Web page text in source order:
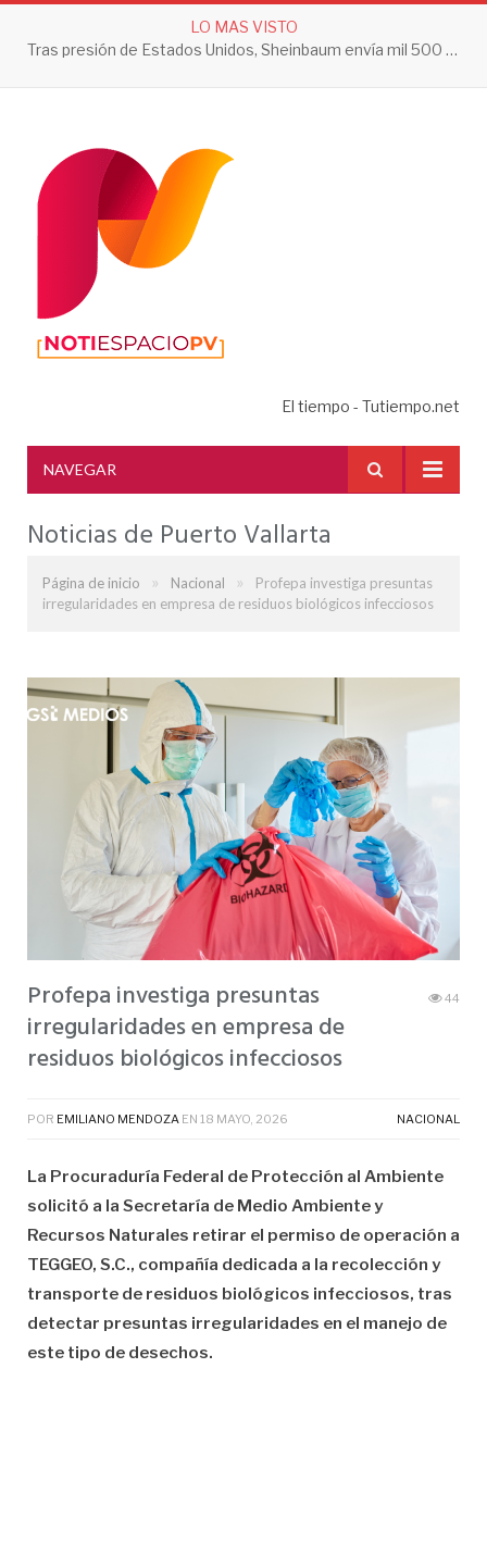
LO MAS VISTO
Tras presión de Estados Unidos, Sheinbaum envía mil 500 soldados a Michoacán
El tiempo - Tutiempo.net
NAVEGAR
Noticias de Puerto Vallarta
Página de inicio » Nacional »
Profepa investiga presuntas
irregularidades en empresa de residuos biológicos infecciosos
Profepa investiga presuntas
irregularidades en empresa de
residuos biológicos infecciosos
44
POR EMILIANO MENDOZA EN 18 MAYO, 2026 NACIONAL
La Procuraduría Federal de Protección al Ambiente
solicitó a la Secretaría de Medio Ambiente y
Recursos Naturales retirar el permiso de operación a
TEGGEO, S.C., compañía dedicada a la recolección y
transporte de residuos biológicos infecciosos, tras
detectar presuntas irregularidades en el manejo de
este tipo de desechos.